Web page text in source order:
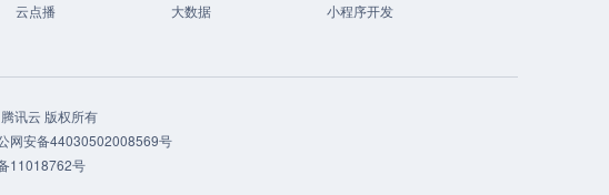
云点播 大数据
小程序开发
讯云 版权所有
网安备44030502008569号
11018762号